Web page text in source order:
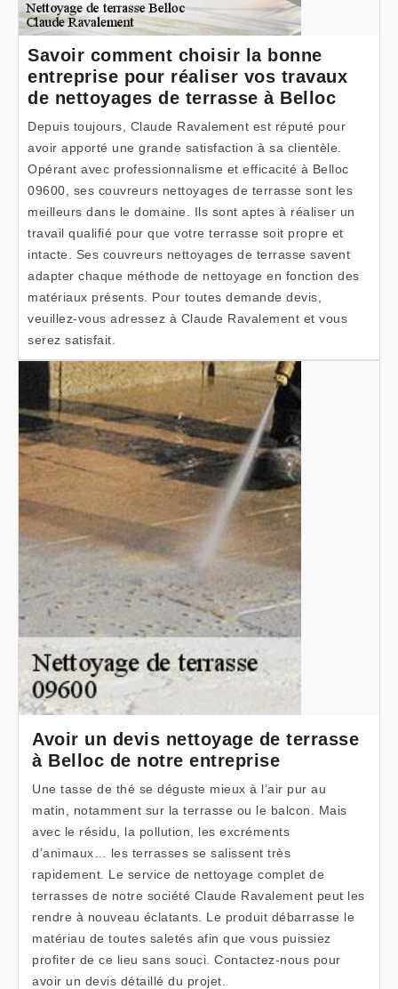
Savoir comment choisir la bonne
entreprise pour réaliser vos travaux
de nettoyages de terrasse à Belloc
Depuis toujours, Claude Ravalement est réputé pour
avoir apporté une grande satisfaction à sa clientèle.
Opérant avec professionnalisme et efficacité à Belloc
09600, ses couvreurs nettoyages de terrasse sont les
meilleurs dans le domaine. Ils sont aptes à réaliser un
travail qualifié pour que votre terrasse soit propre et
intacte. Ses couvreurs nettoyages de terrasse savent
adapter chaque méthode de nettoyage en fonction des
matériaux présents. Pour toutes demande devis,
veuillez-vous adressez à Claude Ravalement et vous
serez satisfait.
Avoir un devis nettoyage de terrasse
à Belloc de notre entreprise
Une tasse de thé se déguste mieux à l’air pur au
matin, notamment sur la terrasse ou le balcon. Mais
avec le résidu, la pollution, les excréments
d’animaux… les terrasses se salissent très
rapidement. Le service de nettoyage complet de
terrasses de notre société Claude Ravalement peut les
rendre à nouveau éclatants. Le produit débarrasse le
matériau de toutes saletés afin que vous puissiez
profiter de ce lieu sans souci. Contactez-nous pour
avoir un devis détaillé du projet.